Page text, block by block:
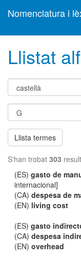
Nomenclatura i
Llistat
Llista termes
S'han trobat 303
(ES)gasto de
internacional]
(CA)despesa de
(EN) living cost
(ES)gasto
(CA)despesa
(EN)overhead